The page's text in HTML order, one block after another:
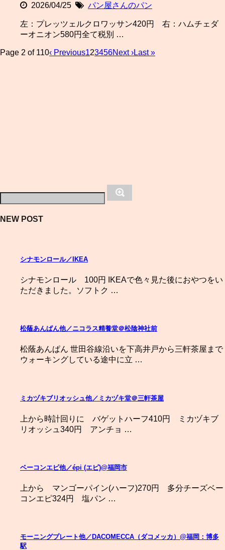
2026/04/25 パン屋さんのパン
左：プレッツェルクロワッサン420円 右：ハムチェダ
ーオニオン580円全て税別 …
Page 2 of 110‹ Previous123456Next ›Last »
NEW POST
シナモンロール／IKEA
シナモンロール 100円 IKEAで色々見た後におやつをい
ただきました。ソフトク …
松蔭あんぱん他／ニコラス精養堂＠松陰神社前
松蔭あんぱん 世田谷線沿いを下高井戸から三軒茶屋まで
ウォーキングしている途中に立 …
ミカヅキブリオッシュ他／ミカヅキ堂＠三軒茶屋
上から時計回りに バゲットハーフ410円 ミカヅキブ
リオッシュ340円 アンチョ …
ベーコンエピ他／épi (エピ)@福岡市
上から マンゴーパイン(ハーフ)270円 多分チーズベー
コンエピ324円 塩パン …
モーニングプレート他／DACOMECCA（ダコメッカ）@福岡：博多
駅